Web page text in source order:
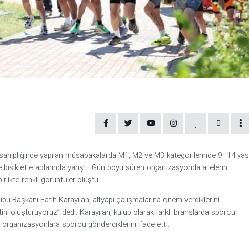
yapılan müsabakalarda M1, M2 ve M3 kategorilerinde 9–14 yaş
etaplarında yarıştı. Gün boyu süren organizasyonda ailelerin
renkli görüntüler oluştu.
Başkanı Fatih Karayılan, altyapı çalışmalarına önem verdiklerini
oluşturuyoruz” dedi. Karayılan, kulüp olarak farklı branşlarda sporcu
organizasyonlara sporcu gönderdiklerini ifade etti.